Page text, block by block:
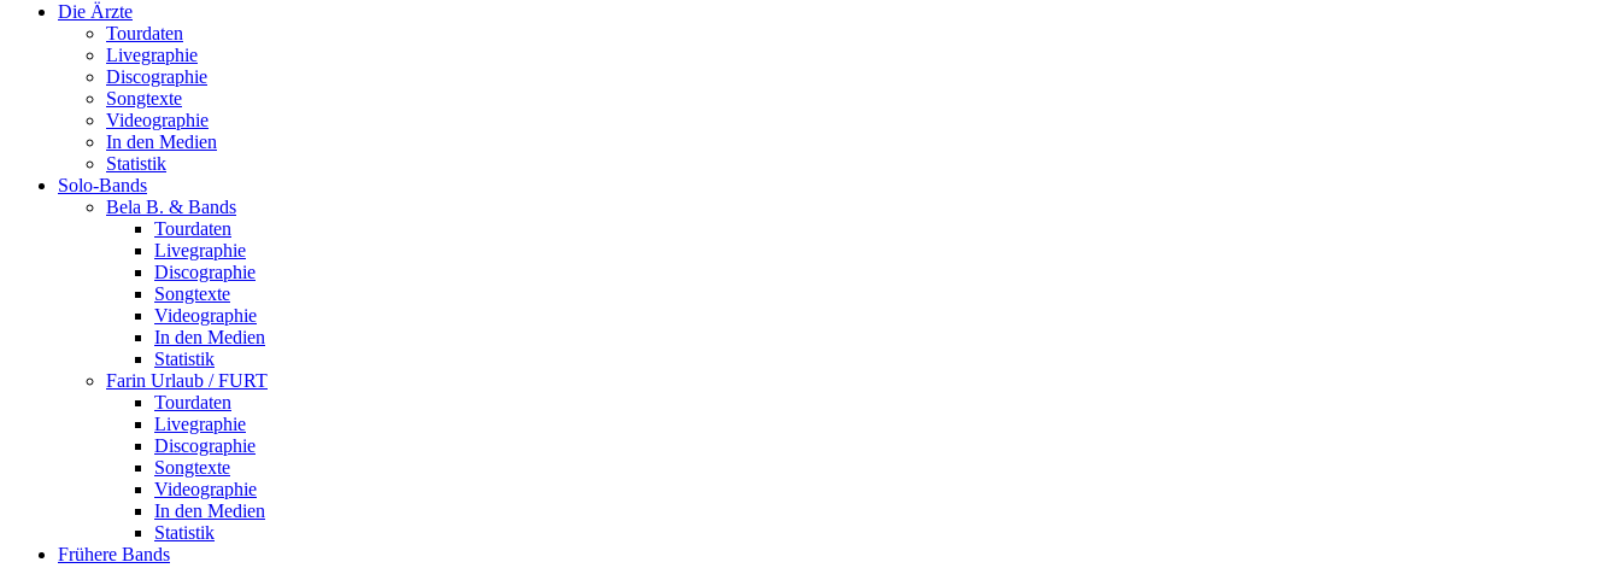
Die Ärzte
Tourdaten
Livegraphie
Discographie
Songtexte
Videographie
In den Medien
Statistik
Solo-Bands
Bela B. & Bands
Tourdaten
Livegraphie
Discographie
Songtexte
Videographie
In den Medien
Statistik
Farin Urlaub / FURT
Tourdaten
Livegraphie
Discographie
Songtexte
Videographie
In den Medien
Statistik
Frühere Bands